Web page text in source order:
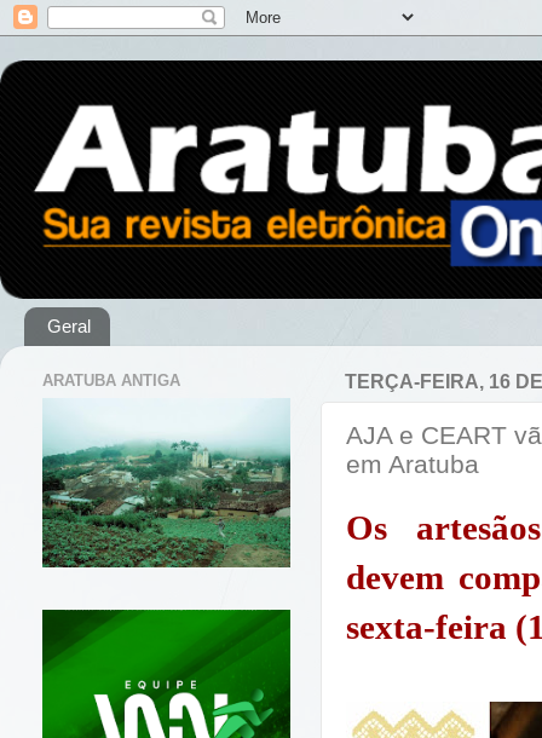
Geral
TERÇA-FEIRA, 16
AJA e CEART
em Aratuba
Os
devem
sexta-feira
ARATUBA ANTIGA